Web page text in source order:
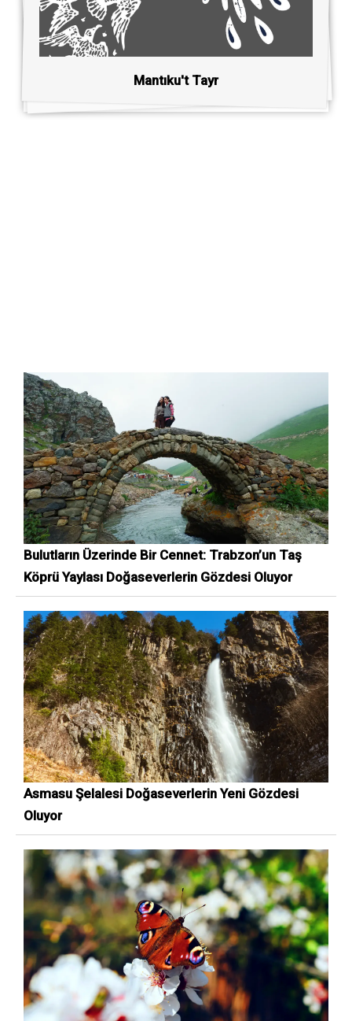
Mantıku't Tayr
Bulutların Üzerinde Bir Cennet: Trabzon’un Taş
Köprü Yaylası Doğaseverlerin Gözdesi Oluyor
Asmasu Şelalesi Doğaseverlerin Yeni Gözdesi
Oluyor